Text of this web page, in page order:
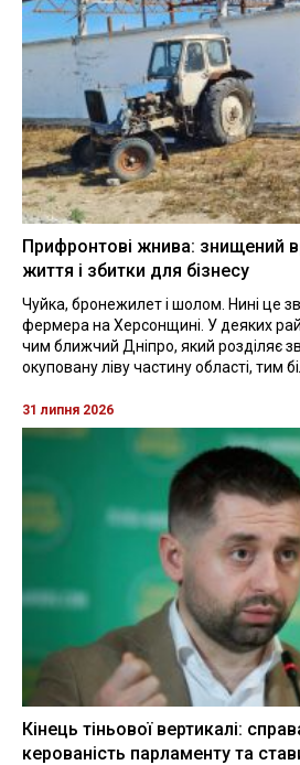
Прифронтові жнива: знищений
життя і збитки для бізнесу
Чуйка, бронежилет і шолом. Нині це
фермера на Херсонщині. У деяких
чим ближчий Дніпро, який розділяє
окуповану ліву частину області, тим
31 липня 2026
Кінець тіньової вертикалі:
керованість парламенту та